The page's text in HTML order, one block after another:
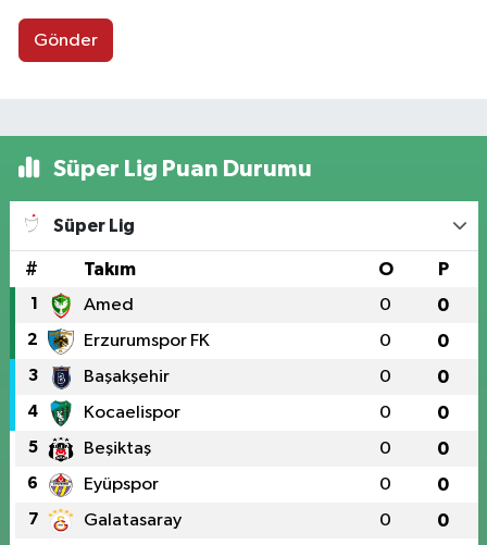
Gönder
Süper Lig Puan Durumu
Süper Lig
# Takım O P
1 Amed 0 0
2 Erzurumspor FK 0 0
3 Başakşehir 0 0
4 Kocaelispor 0 0
5 Beşiktaş 0 0
6 Eyüpspor 0 0
7 Galatasaray 0 0